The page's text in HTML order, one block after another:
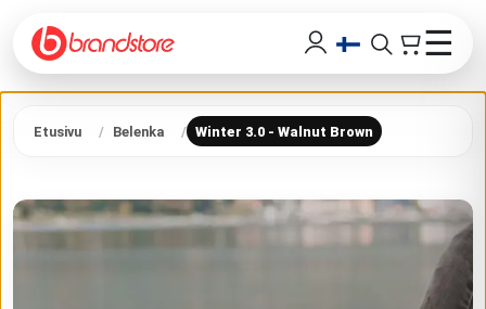
☰
Etusivu Belenka Winter 3.0 - Walnut Brown